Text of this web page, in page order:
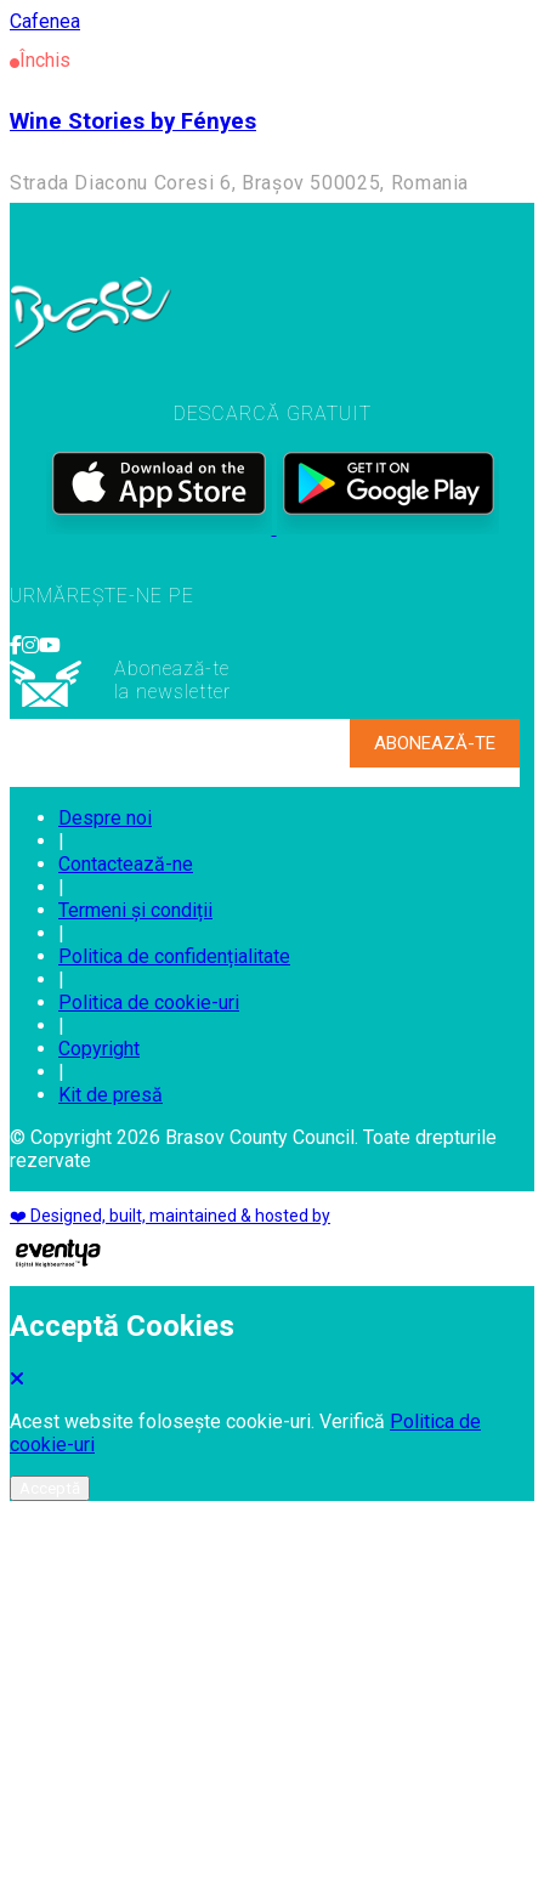
Cafenea
Închis
Wine Stories by Fényes
Strada Diaconu Coresi 6, Brașov 500025, Romania
DESCARCĂ GRATUIT
URMĂREȘTE-NE PE
Abonează-te
la newsletter
Despre noi
|
Contactează-ne
|
Termeni și condiții
|
Politica de confidențialitate
|
Politica de cookie-uri
|
Copyright
|
Kit de presă
© Copyright 2026 Brasov County Council. Toate drepturile
rezervate
❤️ Designed, built, maintained & hosted by
Acceptă Cookies
Acest website folosește cookie-uri. Verifică Politica de
cookie-uri